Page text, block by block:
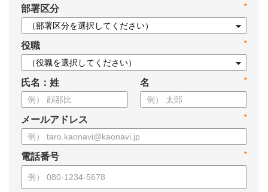
*
部署区分
*
役職
氏名：姓 *
名
*
メールアドレス
*
電話番号